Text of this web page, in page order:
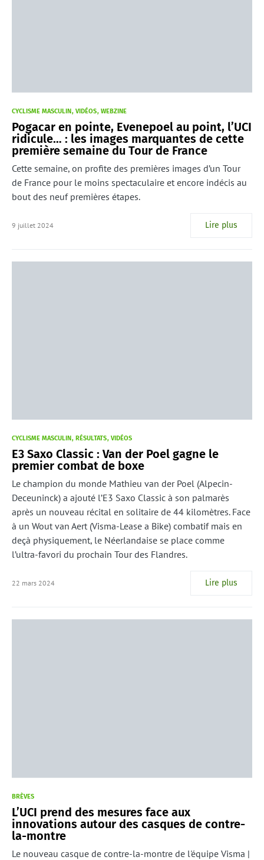
CYCLISME MASCULIN VIDÉOS WEBZINE
Pogacar en pointe, Evenepoel au point, l’UCI
ridicule… : les images marquantes de cette
première semaine du Tour de France
Cette semaine, on profite des premières images d’un Tour
de France pour le moins spectaculaire et encore indécis au
bout des neuf premières étapes.
9 juillet 2024 Lire plus
CYCLISME MASCULIN RÉSULTATS VIDÉOS
E3 Saxo Classic : Van der Poel gagne le
premier combat de boxe
Le champion du monde Mathieu van der Poel (Alpecin-
Deceuninck) a ajouté l’E3 Saxo Classic à son palmarès
après un nouveau récital en solitaire de 44 kilomètres. Face
à un Wout van Aert (Visma-Lease a Bike) combatif mais en
deçà physiquement, le Néerlandaise se place comme
l’ultra-favori du prochain Tour des Flandres.
22 mars 2024 Lire plus
BRÈVES
L’UCI prend des mesures face aux
innovations autour des casques de contre-
la-montre
Le nouveau casque de contre-la-montre de l'équipe Visma |